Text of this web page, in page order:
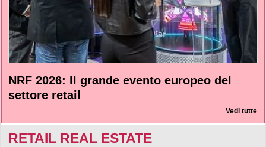
NRF 2026: Il grande evento europeo del
settore retail
Vedi tutte
RETAIL REAL ESTATE